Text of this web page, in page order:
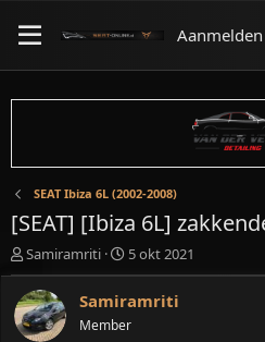
Aanmelden
SEAT Ibiza 6L (2002-2008)
[SEAT] [Ibiza 6L]
O
n
d
e
r
Samiramriti
S
t
r
t
5 okt 2021
Samiramriti
Member